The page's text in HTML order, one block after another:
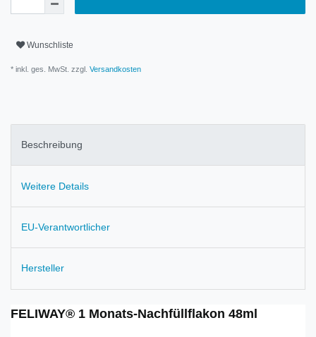
Wunschliste
* inkl. ges. MwSt. zzgl. Versandkosten
Beschreibung
Weitere Details
EU-Verantwortlicher
Hersteller
FELIWAY® 1 Monats-Nachfüllflakon 48ml